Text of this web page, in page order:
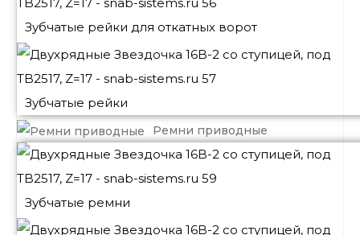
Зубчатые рейки для откатных ворот
Зубчатые рейки
Ремни приводные
Зубчатые ремни